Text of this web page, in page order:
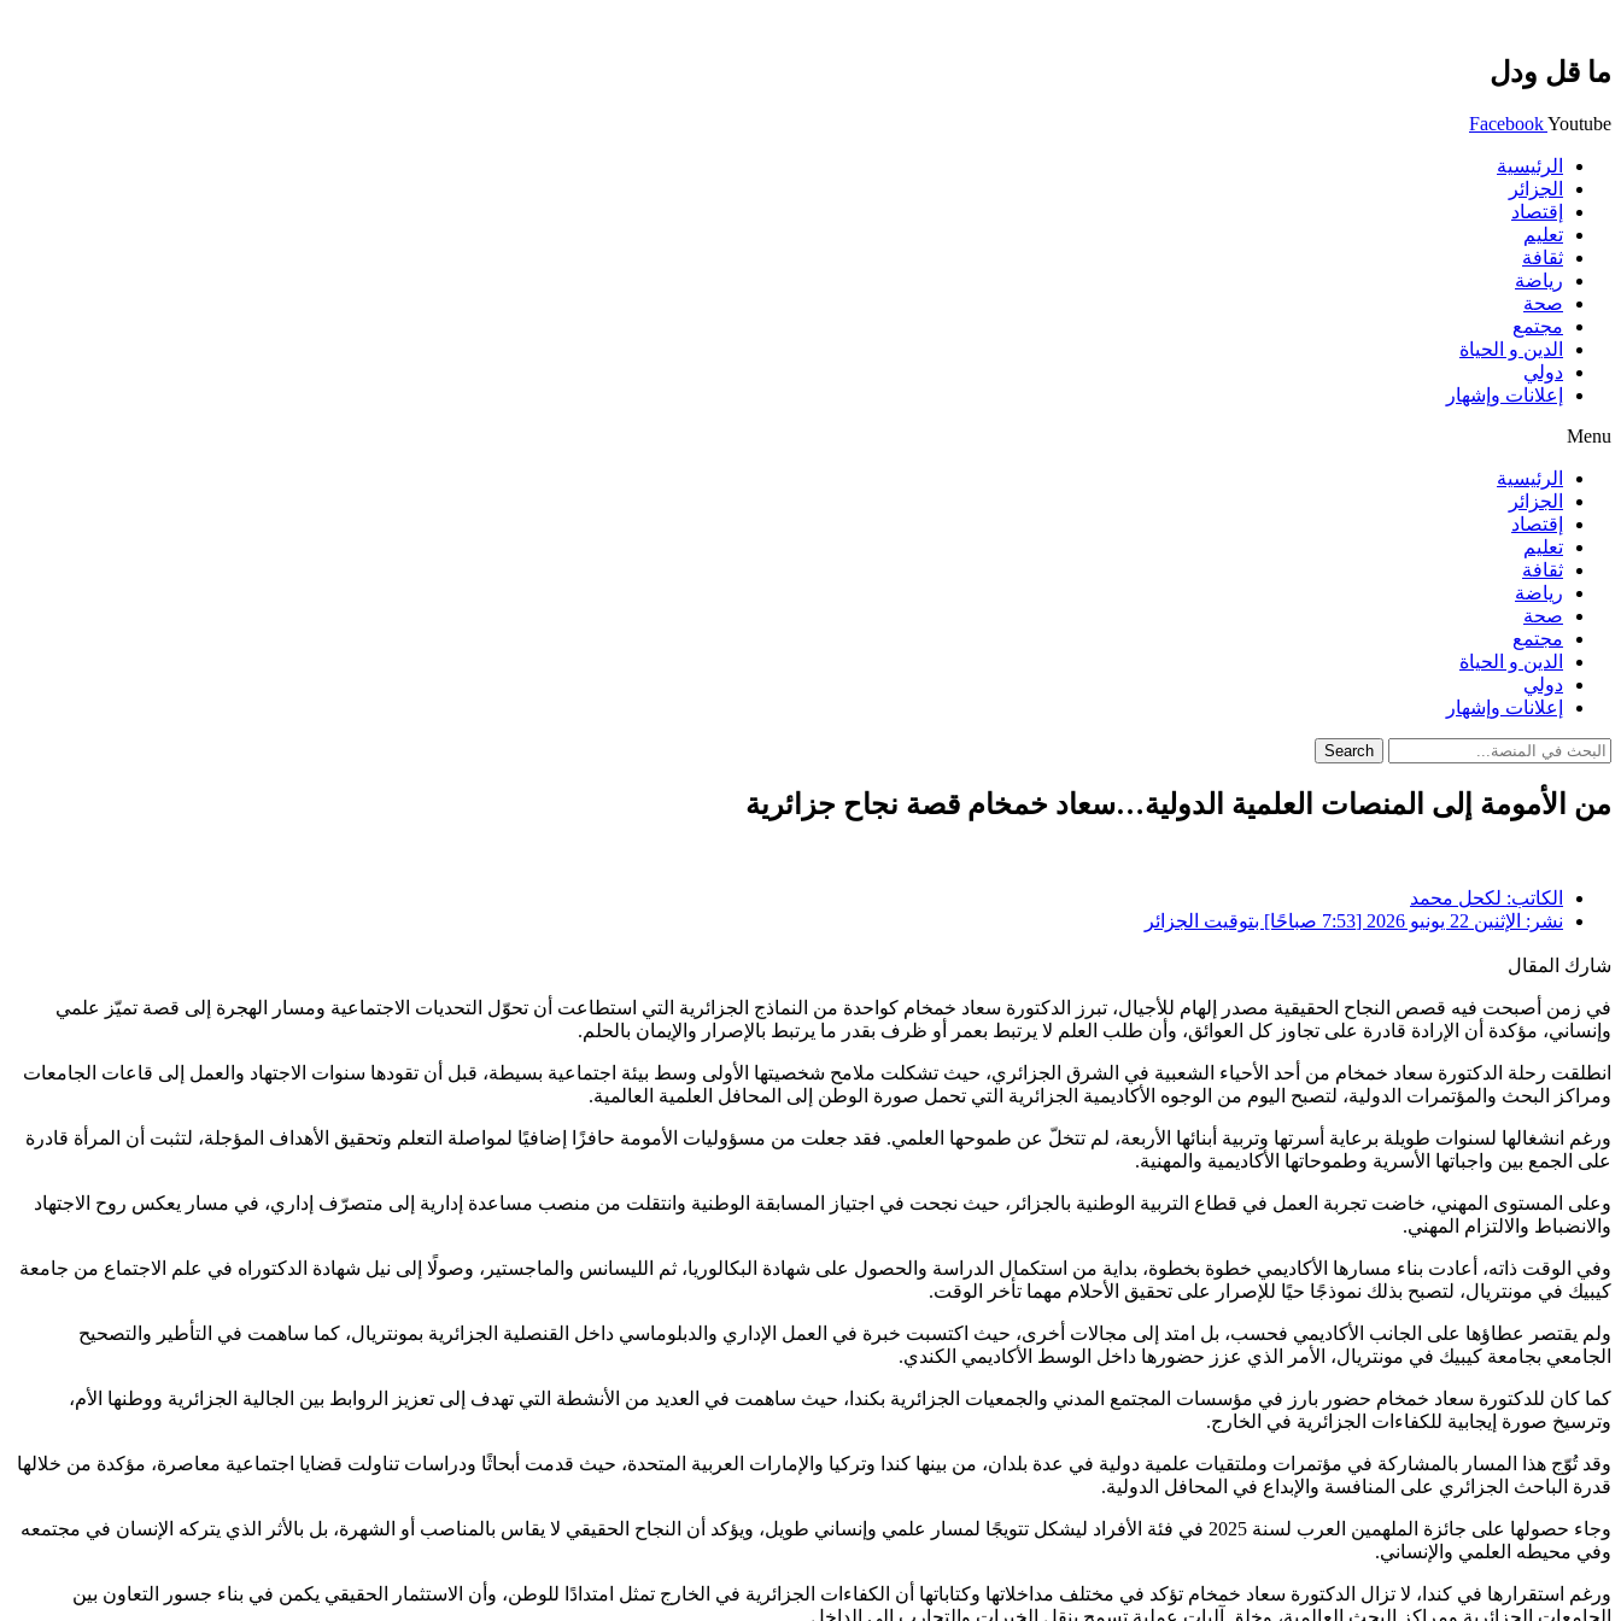
ما قل ودل
FacebookYoutube
الرئيسية
الجزائر
إقتصاد
تعليم
ثقافة
رياضة
صحة
مجتمع
الدين و الحياة
دولي
إعلانات وإشهار
Menu
الرئيسية
الجزائر
إقتصاد
تعليم
ثقافة
رياضة
صحة
مجتمع
الدين و الحياة
دولي
إعلانات وإشهار
Search
من الأمومة إلى المنصات العلمية الدولية…سعاد خمخام قصة نجاح جزائرية
الكاتب: لكحل محمد
نشر: الإثنين 22 يونيو 2026 [7:53 صباحًا] بتوقيت الجزائر
شارك المقال
في زمن أصبحت فيه قصص النجاح الحقيقية مصدر إلهام للأجيال، تبرز الدكتورة سعاد خمخام كواحدة من النماذج الجزائرية التي استطاعت أن تحوّل التحديات الاجتماعية ومسار الهجرة إلى قصة تميّز علمي
وإنساني، مؤكدة أن الإرادة قادرة على تجاوز كل العوائق، وأن طلب العلم لا يرتبط بعمر أو ظرف بقدر ما يرتبط بالإصرار والإيمان بالحلم.
انطلقت رحلة الدكتورة سعاد خمخام من أحد الأحياء الشعبية في الشرق الجزائري، حيث تشكلت ملامح شخصيتها الأولى وسط بيئة اجتماعية بسيطة، قبل أن تقودها سنوات الاجتهاد والعمل إلى قاعات الجامعات
ومراكز البحث والمؤتمرات الدولية، لتصبح اليوم من الوجوه الأكاديمية الجزائرية التي تحمل صورة الوطن إلى المحافل العلمية العالمية.
ورغم انشغالها لسنوات طويلة برعاية أسرتها وتربية أبنائها الأربعة، لم تتخلّ عن طموحها العلمي. فقد جعلت من مسؤوليات الأمومة حافزًا إضافيًا لمواصلة التعلم وتحقيق الأهداف المؤجلة، لتثبت أن المرأة قادرة
على الجمع بين واجباتها الأسرية وطموحاتها الأكاديمية والمهنية.
وعلى المستوى المهني، خاضت تجربة العمل في قطاع التربية الوطنية بالجزائر، حيث نجحت في اجتياز المسابقة الوطنية وانتقلت من منصب مساعدة إدارية إلى متصرّف إداري، في مسار يعكس روح الاجتهاد
والانضباط والالتزام المهني.
وفي الوقت ذاته، أعادت بناء مسارها الأكاديمي خطوة بخطوة، بداية من استكمال الدراسة والحصول على شهادة البكالوريا، ثم الليسانس والماجستير، وصولًا إلى نيل شهادة الدكتوراه في علم الاجتماع من جامعة
كيبيك في مونتريال، لتصبح بذلك نموذجًا حيًا للإصرار على تحقيق الأحلام مهما تأخر الوقت.
ولم يقتصر عطاؤها على الجانب الأكاديمي فحسب، بل امتد إلى مجالات أخرى، حيث اكتسبت خبرة في العمل الإداري والدبلوماسي داخل القنصلية الجزائرية بمونتريال، كما ساهمت في التأطير والتصحيح
الجامعي بجامعة كيبيك في مونتريال، الأمر الذي عزز حضورها داخل الوسط الأكاديمي الكندي.
كما كان للدكتورة سعاد خمخام حضور بارز في مؤسسات المجتمع المدني والجمعيات الجزائرية بكندا، حيث ساهمت في العديد من الأنشطة التي تهدف إلى تعزيز الروابط بين الجالية الجزائرية ووطنها الأم،
وترسيخ صورة إيجابية للكفاءات الجزائرية في الخارج.
وقد تُوّج هذا المسار بالمشاركة في مؤتمرات وملتقيات علمية دولية في عدة بلدان، من بينها كندا وتركيا والإمارات العربية المتحدة، حيث قدمت أبحاثًا ودراسات تناولت قضايا اجتماعية معاصرة، مؤكدة من خلالها
قدرة الباحث الجزائري على المنافسة والإبداع في المحافل الدولية.
وجاء حصولها على جائزة الملهمين العرب لسنة 2025 في فئة الأفراد ليشكل تتويجًا لمسار علمي وإنساني طويل، ويؤكد أن النجاح الحقيقي لا يقاس بالمناصب أو الشهرة، بل بالأثر الذي يتركه الإنسان في مجتمعه
وفي محيطه العلمي والإنساني.
ورغم استقرارها في كندا، لا تزال الدكتورة سعاد خمخام تؤكد في مختلف مداخلاتها وكتاباتها أن الكفاءات الجزائرية في الخارج تمثل امتدادًا للوطن، وأن الاستثمار الحقيقي يكمن في بناء جسور التعاون بين